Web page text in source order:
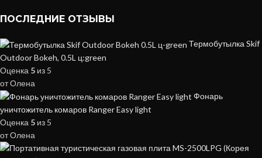
ПОСЛЕДНИЕ ОТЗЫВЫ
Термобутылка Skif
Outdoor Bokeh, 0.5L ц:green
Оценка 5 из 5
от Олена
Фонарь
уничтожитель комаров Ranger Easy light
Оценка 5 из 5
от Олена